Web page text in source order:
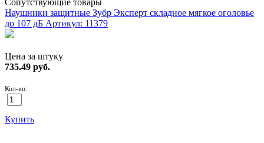
Наушники защитные Зубр Эксперт складное мягкое оголовье
до 107 дБ Артикул: 11379
Цена за штуку
735.49 руб.
Кол-во:
Купить